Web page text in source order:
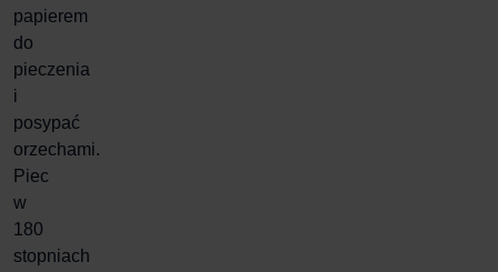
papierem
do
pieczenia
i
posypać
orzechami.
Piec
w
180
stopniach